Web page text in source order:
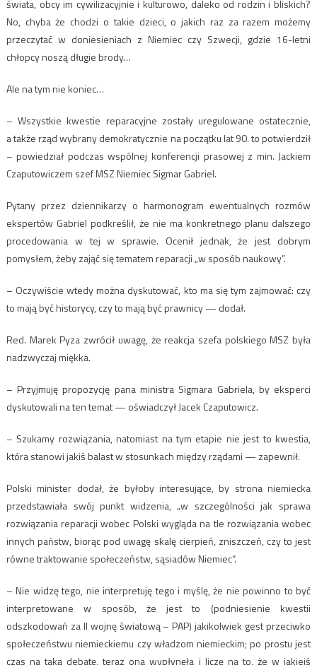
świata, obcy im cywilizacyjnie i kulturowo, daleko od rodzin i bliskich?
No, chyba że chodzi o takie dzieci, o jakich raz za razem możemy
przeczytać w doniesieniach z Niemiec czy Szwecji, gdzie 16-letni
chłopcy noszą długie brody…
Ale na tym nie koniec…
– Wszystkie kwestie reparacyjne zostały uregulowane ostatecznie,
a także rząd wybrany demokratycznie na początku lat 90. to potwierdził
– powiedział podczas wspólnej konferencji prasowej z min. Jackiem
Czaputowiczem szef MSZ Niemiec Sigmar Gabriel.
Pytany przez dziennikarzy o harmonogram ewentualnych rozmów
ekspertów Gabriel podkreślił, że nie ma konkretnego planu dalszego
procedowania w tej w sprawie. Ocenił jednak, że jest dobrym
pomysłem, żeby zająć się tematem reparacji „w sposób naukowy”.
– Oczywiście wtedy można dyskutować, kto ma się tym zajmować: czy
to mają być historycy, czy to mają być prawnicy — dodał.
Red. Marek Pyza zwrócił uwagę, że reakcja szefa polskiego MSZ była
nadzwyczaj miękka.
– Przyjmuję propozycję pana ministra Sigmara Gabriela, by eksperci
dyskutowali na ten temat — oświadczył Jacek Czaputowicz.
– Szukamy rozwiązania, natomiast na tym etapie nie jest to kwestia,
która stanowi jakiś balast w stosunkach między rządami — zapewnił.
Polski minister dodał, że byłoby interesujące, by strona niemiecka
przedstawiała swój punkt widzenia, „w szczególności jak sprawa
rozwiązania reparacji wobec Polski wygląda na tle rozwiązania wobec
innych państw, biorąc pod uwagę skalę cierpień, zniszczeń, czy to jest
równe traktowanie społeczeństw, sąsiadów Niemiec”.
– Nie widzę tego, nie interpretuję tego i myślę, że nie powinno to być
interpretowane w sposób, że jest to (podniesienie kwestii
odszkodowań za II wojnę światową – PAP) jakikolwiek gest przeciwko
społeczeństwu niemieckiemu czy władzom niemieckim; po prostu jest
czas na taką debatę, teraz ona wypłynęła i liczę na to, że w jakiejś